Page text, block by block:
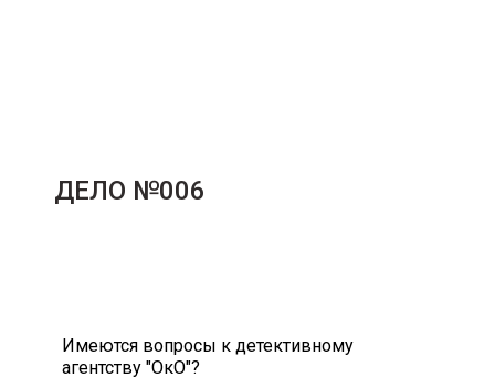
ДЕЛО №006
Имеются вопросы к детективному
агентству "ОкО"?